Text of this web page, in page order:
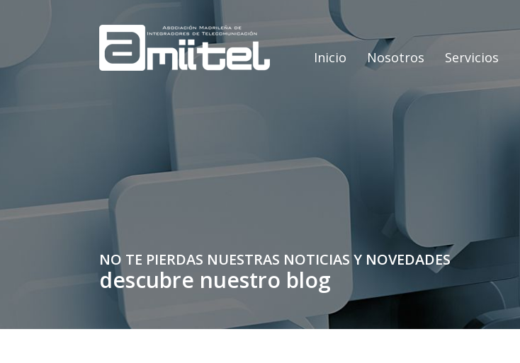
Inicio Nosotros Servicios
NO TE PIERDAS NUESTRAS NOTICIAS Y NOVEDADES
descubre nuestro blog